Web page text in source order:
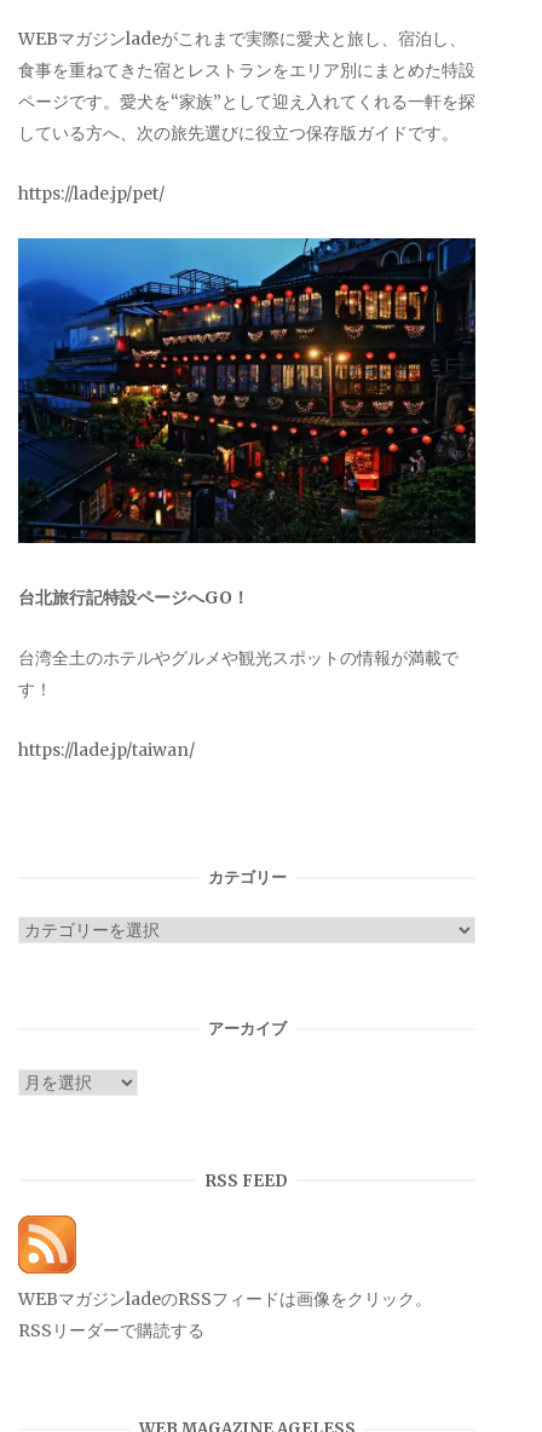
WEBマガジンladeがこれまで実際に愛犬と旅し、宿泊し、
食事を重ねてきた宿とレストランをエリア別にまとめた特設
ページです。愛犬を“家族”として迎え入れてくれる一軒を探
している方へ、次の旅先選びに役立つ保存版ガイドです。
https://lade.jp/pet/
台北旅行記特設ページへGO！
台湾全土のホテルやグルメや観光スポットの情報が満載で
す！
https://lade.jp/taiwan/
カテゴリー
カ
アーカイブ
ア
RSS FEED
WEBマガジンladeのRSSフィードは画像をクリック。
RSSリーダーで購読する